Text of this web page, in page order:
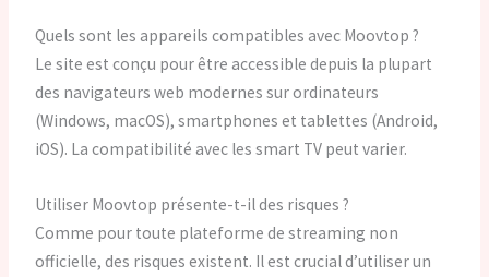
Quels sont les appareils compatibles avec Moovtop ?
Le site est conçu pour être accessible depuis la plupart
des navigateurs web modernes sur ordinateurs
(Windows, macOS), smartphones et tablettes (Android,
iOS). La compatibilité avec les smart TV peut varier.
Utiliser Moovtop présente-t-il des risques ?
Comme pour toute plateforme de streaming non
officielle, des risques existent. Il est crucial d’utiliser un